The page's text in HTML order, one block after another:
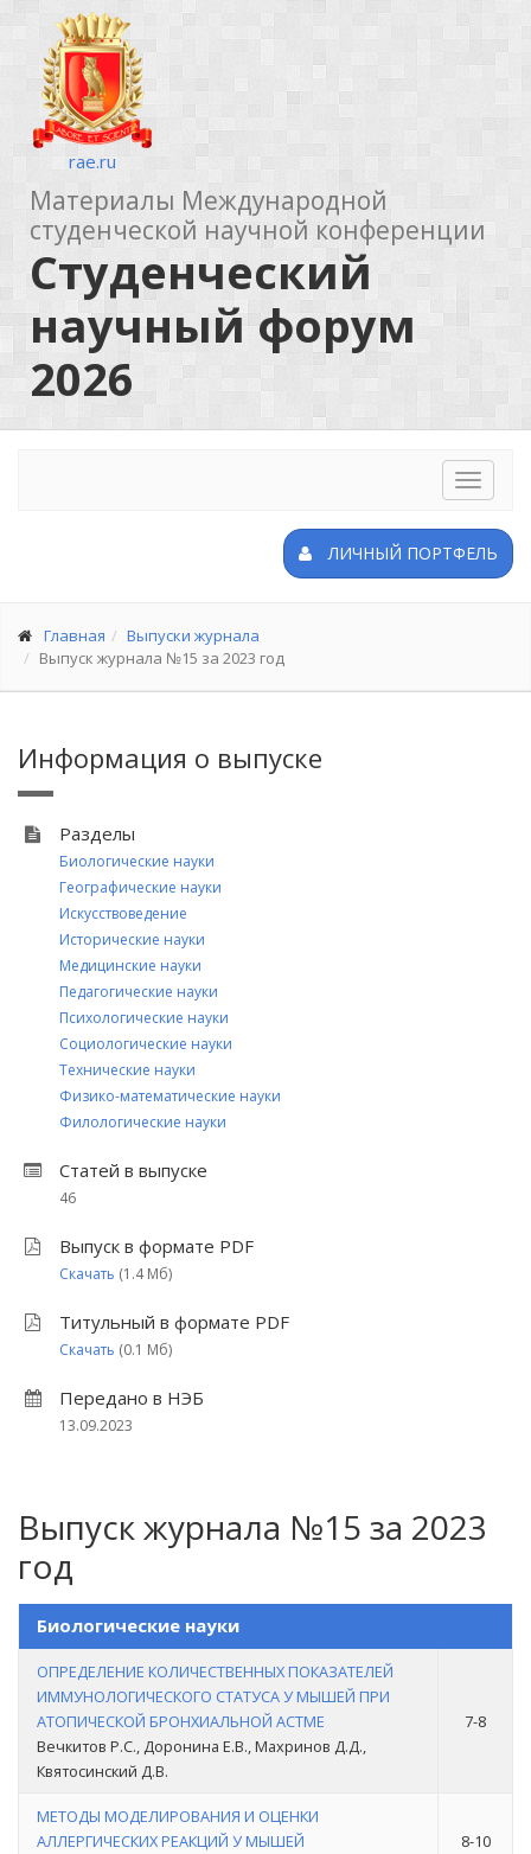
rae.ru
Материалы Международной
студенческой научной конференции
Студенческий
научный форум
2026
Toggle
ЛИЧНЫЙ ПОРТФЕЛЬ
Главная
Выпуски журнала
Выпуск журнала №15 за 2023 год
Информация о выпуске
Разделы
Биологические науки
Географические науки
Искусствоведение
Исторические науки
Медицинские науки
Педагогические науки
Психологические науки
Социологические науки
Технические науки
Физико-математические науки
Филологические науки
Статей в выпуске
46
Выпуск в формате PDF
Скачать (1.4 Мб)
Титульный в формате PDF
Скачать (0.1 Мб)
Передано в НЭБ
13.09.2023
Выпуск журнала №15 за 2023
год
Биологические науки
ОПРЕДЕЛЕНИЕ КОЛИЧЕСТВЕННЫХ ПОКАЗАТЕЛЕЙ
ИММУНОЛОГИЧЕСКОГО СТАТУСА У МЫШЕЙ ПРИ
АТОПИЧЕСКОЙ БРОНХИАЛЬНОЙ АСТМЕ
Вечкитов Р.С., Доронина Е.В., Махринов Д.Д.,
Квятосинский Д.В.
7-8
МЕТОДЫ МОДЕЛИРОВАНИЯ И ОЦЕНКИ
АЛЛЕРГИЧЕСКИХ РЕАКЦИЙ У МЫШЕЙ
8-10